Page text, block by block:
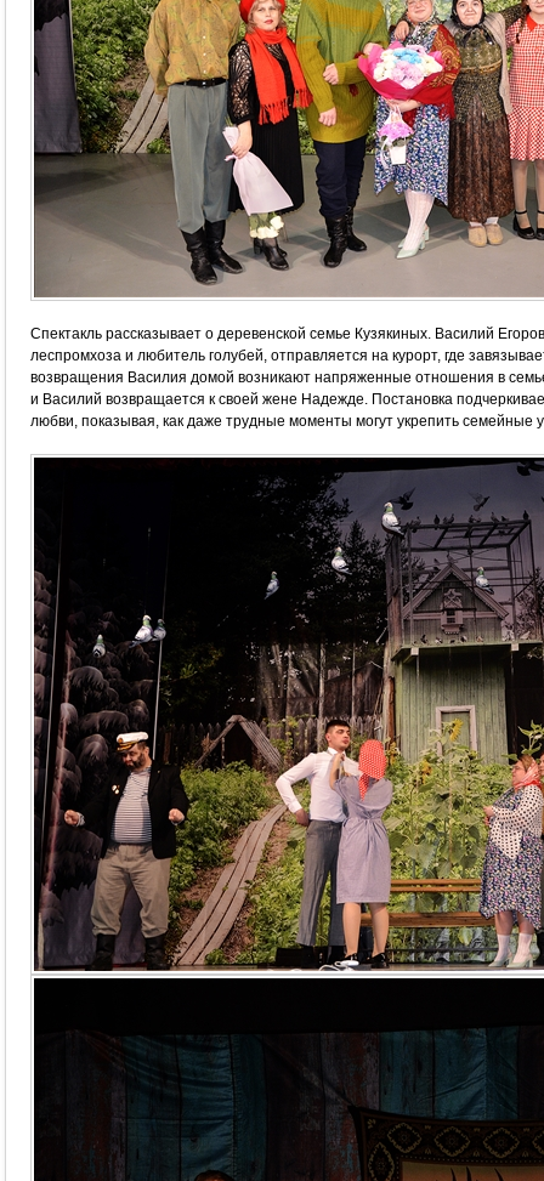
Спектакль рассказывает о деревенской семье Кузякиных. Василий
леспромхоза и любитель голубей, отправляется на курорт, где
возвращения Василия домой возникают напряженные отношения в
и Василий возвращается к своей жене Надежде. Постановка
любви, показывая, как даже трудные моменты могут укрепить семейные